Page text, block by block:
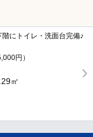
にトイレ・洗面台完備♪
円）
㎡